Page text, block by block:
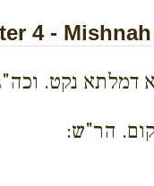
4 -
נקט.
הר"ש: